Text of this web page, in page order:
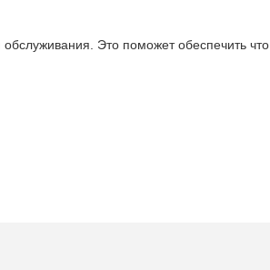
Это поможет обеспечить что